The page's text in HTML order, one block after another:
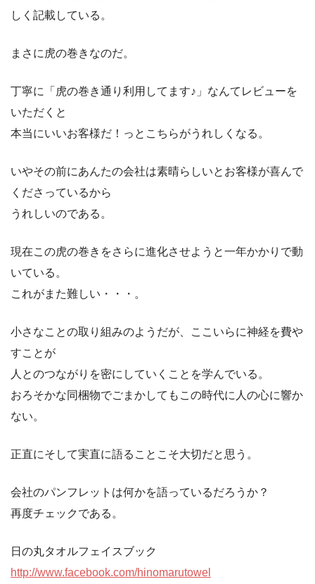
しく記載している。
まさに虎の巻きなのだ。
丁寧に「虎の巻き通り利用してます♪」なんてレビューを
いただくと
本当にいいお客様だ！っとこちらがうれしくなる。
いやその前にあんたの会社は素晴らしいとお客様が喜んで
くださっているから
うれしいのである。
現在この虎の巻きをさらに進化させようと一年かかりで動
いている。
これがまた難しい・・・。
小さなことの取り組みのようだが、ここいらに神経を費や
すことが
人とのつながりを密にしていくことを学んでいる。
おろそかな同梱物でごまかしてもこの時代に人の心に響か
ない。
正直にそして実直に語ることこそ大切だと思う。
会社のパンフレットは何かを語っているだろうか？
再度チェックである。
日の丸タオルフェイスブック
http://www.facebook.com/hinomarutowel